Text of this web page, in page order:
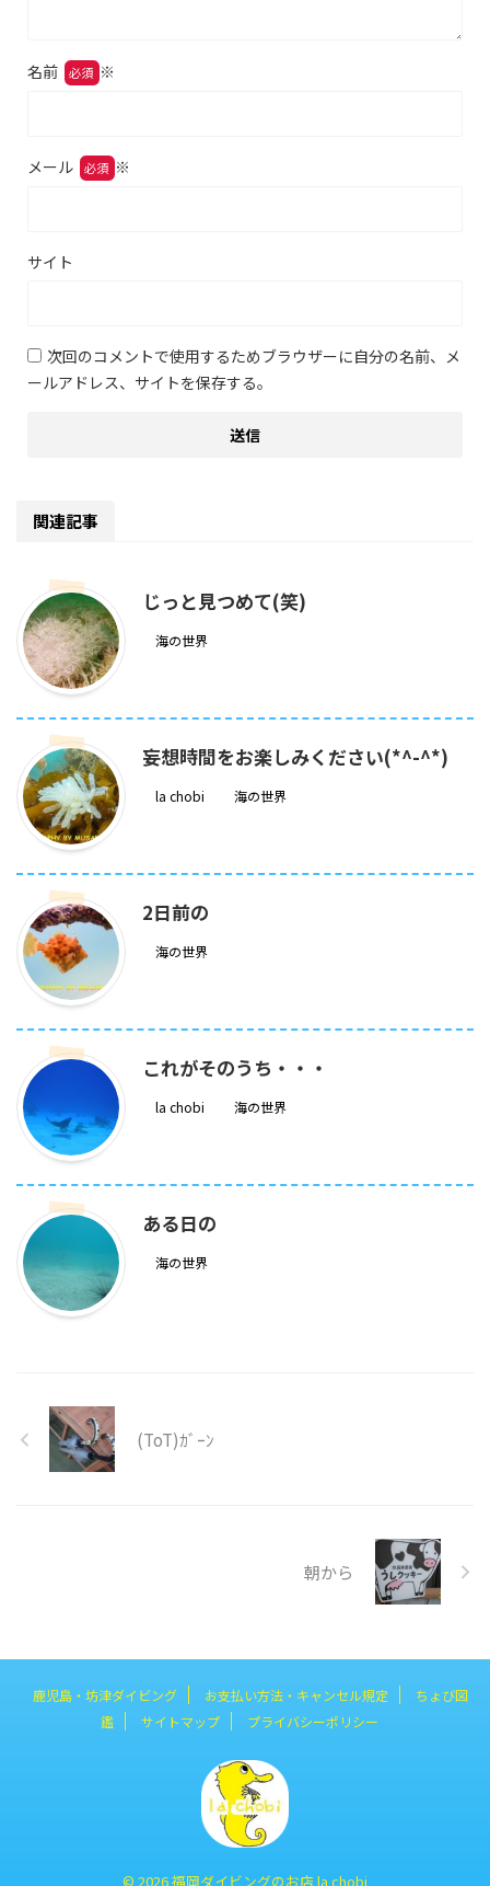
名前 ※
メール ※
サイト
次回のコメントで使用するためブラウザーに自分の名前、メ
ールアドレス、サイトを保存する。
関連記事
じっと見つめて(笑)
海の世界
妄想時間をお楽しみください(*^-^*)
la chobi 海の世界
2日前の
海の世界
これがそのうち・・・
la chobi 海の世界
ある日の
海の世界
(ToT)ｶﾞｰﾝ
朝から
鹿児島・坊津ダイビング お支払い方法・キャンセル規定
ちょび図
鑑
サイトマップ プライバシーポリシー
© 2026 福岡ダイビングのお店 la chobi